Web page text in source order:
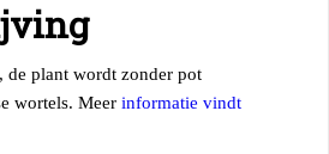
de plant wordt zonder pot
wortels. Meer informatie vindt